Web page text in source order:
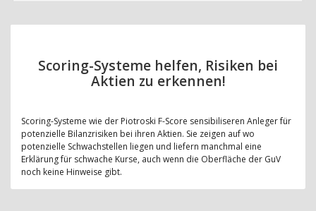
Scoring-Systeme helfen, Risiken bei
Aktien zu erkennen!
Scoring-Systeme wie der Piotroski F-Score sensibiliseren Anleger für
potenzielle Bilanzrisiken bei ihren Aktien. Sie zeigen auf wo
potenzielle Schwachstellen liegen und liefern manchmal eine
Erklärung für schwache Kurse, auch wenn die Oberfläche der GuV
noch keine Hinweise gibt.